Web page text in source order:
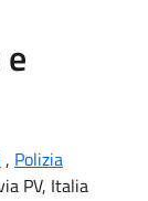
, Polizia
PV, Italia